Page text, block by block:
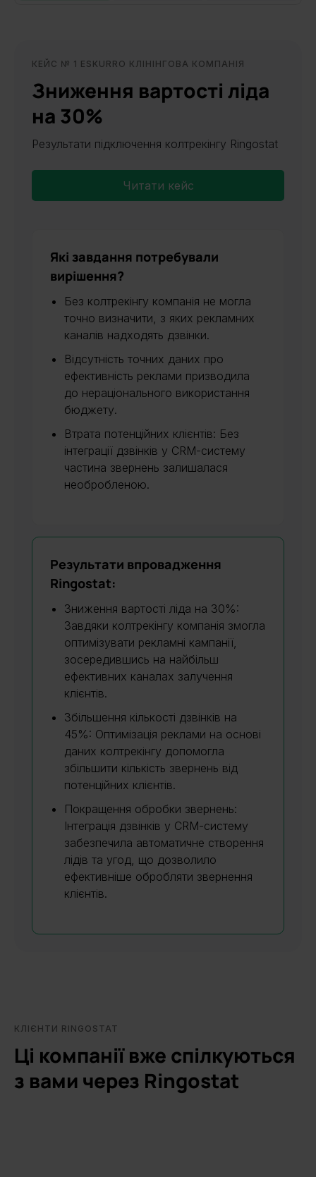
КЕЙС № 1 ESKURRO КЛІНІНГОВА КОМПАНІЯ
Зниження вартості ліда
на 30%
Результати підключення колтрекінгу Ringostat
Читати кейс
Які завдання потребували
вирішення?
Без колтрекінгу компанія не могла
точно визначити, з яких рекламних
каналів надходять дзвінки.
Відсутність точних даних про
ефективність реклами призводила
до нераціонального використання
бюджету.
Втрата потенційних клієнтів: Без
інтеграції дзвінків у CRM-систему
частина звернень залишалася
необробленою.
Результати впровадження
Ringostat:
Зниження вартості ліда на 30%:
Завдяки колтрекінгу компанія змогла
оптимізувати рекламні кампанії,
зосередившись на найбільш
ефективних каналах залучення
клієнтів.
Збільшення кількості дзвінків на
45%: Оптимізація реклами на основі
даних колтрекінгу допомогла
збільшити кількість звернень від
потенційних клієнтів.
Покращення обробки звернень:
Інтеграція дзвінків у CRM-систему
забезпечила автоматичне створення
лідів та угод, що дозволило
ефективніше обробляти звернення
клієнтів.
КЛІЄНТИ RINGOSTAT
Ці компанії вже спілкуються
з вами через Ringostat